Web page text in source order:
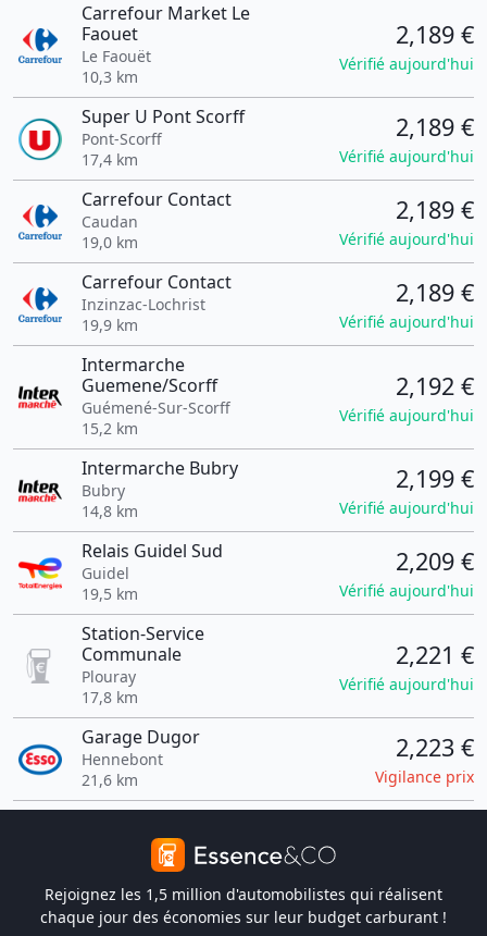
Carrefour Market Le
Faouet
Le Faouët
10,3 km
2,189 €
Vérifié aujourd'hui
Super U Pont Scorff
Pont-Scorff
17,4 km
2,189 €
Vérifié aujourd'hui
Carrefour Contact
Caudan
19,0 km
2,189 €
Vérifié aujourd'hui
Carrefour Contact
Inzinzac-Lochrist
19,9 km
2,189 €
Vérifié aujourd'hui
Intermarche
Guemene/Scorff
Guémené-Sur-Scorff
15,2 km
2,192 €
Vérifié aujourd'hui
Intermarche Bubry
Bubry
14,8 km
2,199 €
Vérifié aujourd'hui
Relais Guidel Sud
Guidel
19,5 km
2,209 €
Vérifié aujourd'hui
Station-Service
Communale
Plouray
17,8 km
2,221 €
Vérifié aujourd'hui
Garage Dugor
Hennebont
21,6 km
2,223 €
Vigilance prix
Rejoignez les 1,5 million d'automobilistes qui réalisent
chaque jour des économies sur leur budget carburant !